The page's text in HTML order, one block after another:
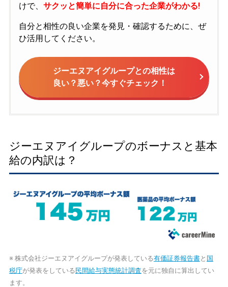
けで、 サクッと簡単に自分に合った企業がわかる!
自分と相性の良い企業を発見・確認するために、ぜ
ひ活用してください。
ジーエヌアイグループとの相性は
良い？悪い？今すぐチェック！
ジーエヌアイグループのボーナスと基本
給の内訳は？
※ 株式会社ジーエヌアイグループが発表している有価証券報告書と 国
税庁が発表をしている 民間給与実態統計調査を元に独自に算出してい
ます。